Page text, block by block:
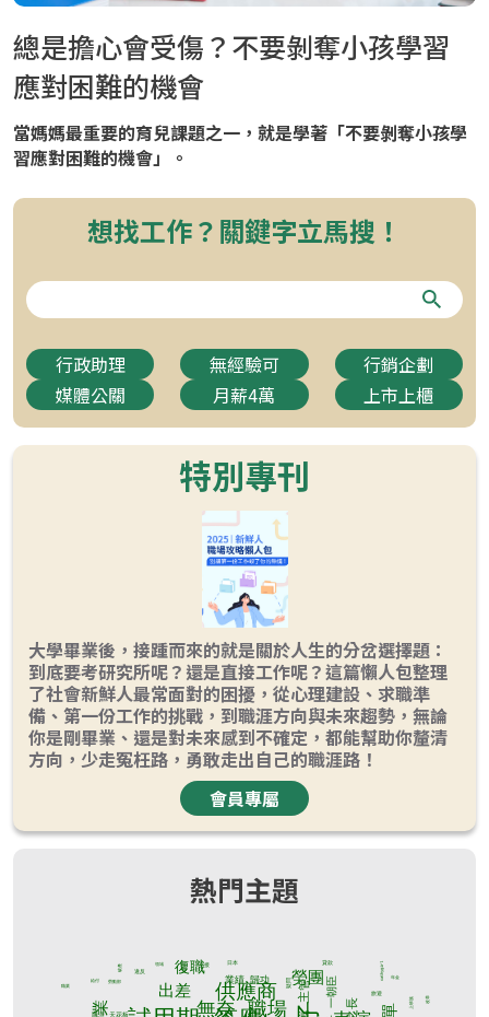
總是擔心會受傷？不要剝奪小孩學習
應對困難的機會
當媽媽最重要的育兒課題之一，就是學著「不要剝奪小孩學
習應對困難的機會」。
想找工作？關鍵字立馬搜！
行政助理 無經驗可
行銷企劃
媒體公關
月薪4萬 上市上櫃
特別專刊
大學畢業後，接踵而來的就是關於人生的分岔選擇題：
到底要考研究所呢？還是直接工作呢？這篇懶人包整理
了社會新鮮人最常面對的困擾，從心理建設、求職準
備、第一份工作的挑戰，到職涯方向與未來趨勢，無論
你是剛畢業、還是對未來感到不確定，都能幫助你釐清
方向，少走冤枉路，勇敢走出自己的職涯路！
會員專屬
熱門主題